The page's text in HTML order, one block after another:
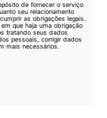
de fornecer o serviço
seu relacionamento
as obrigações legais.
que haja uma obrigação
tratando seus dados
pessoais, corrigir dados
mais necessários.